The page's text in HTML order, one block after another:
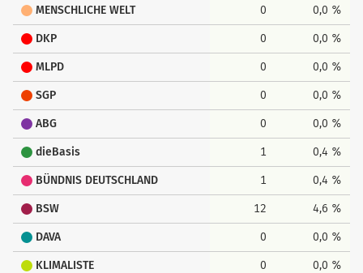
MENSCHLICHE WELT 0 0,0 %
DKP 0 0,0 %
MLPD 0 0,0 %
SGP 0 0,0 %
ABG 0 0,0 %
dieBasis 1 0,4 %
BÜNDNIS DEUTSCHLAND 1 0,4 %
BSW 12 4,6 %
DAVA 0 0,0 %
KLIMALISTE 0 0,0 %